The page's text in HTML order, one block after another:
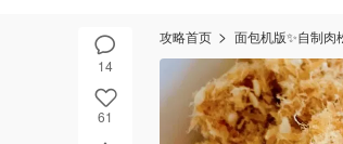
14
61
攻略首页 面包机版✨自制肉